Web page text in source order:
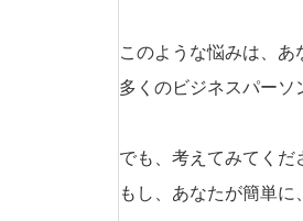
このような悩みは、あ
多くのビジネスパーソ
でも、考えてみてくだ
もし、あなたが簡単